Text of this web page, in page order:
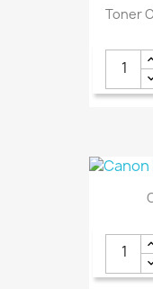
Toner